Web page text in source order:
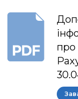
про